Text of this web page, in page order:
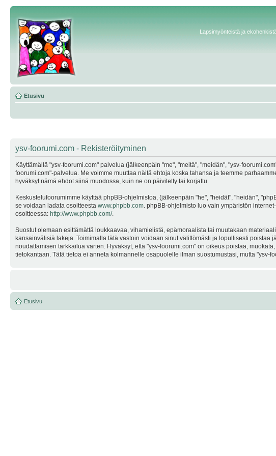
Lapsimyönteistä ja
Etusivu
ysv-foorumi.com - Rekisteröityminen
Käyttämällä "ysv-foorumi.com" palvelua (jälkeenpäin "me", "meitä", "meidän", "ysv-
foorumi.com"-palvelua. Me voimme muuttaa näitä ehtoja koska tahansa ja teemme
hyväksyt nämä ehdot siinä muodossa, kuin ne on päivitetty tai korjattu.
Keskustelufoorumimme käyttää phpBB-ohjelmistoa, (jälkeenpäin "he", "heidät", "heidän",
se voidaan ladata osoitteesta www.phpbb.com . phpBB-ohjelmisto luo vain ympäristön
osoitteessa: http://www.phpbb.com/.
Suostut olemaan esittämättä loukkaavaa, vihamielistä, epämoraalista tai muutakaan
kansainvälisiä lakeja. Toimimalla tätä vastoin voidaan sinut välittömästi ja lopullisesti
noudattamisen tarkkailua varten. Hyväksyt, että "ysv-foorumi.com" on oikeus poistaa,
tietokantaan. Tätä tietoa ei anneta kolmannelle osapuolelle ilman suostumustasi, mutta
Etusivu